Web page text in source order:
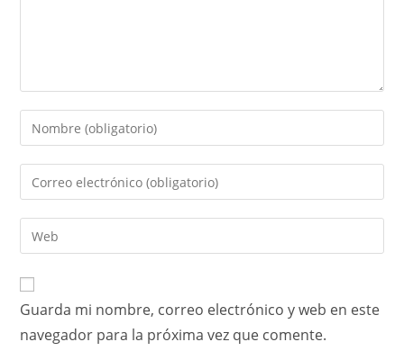
Guarda mi nombre, correo electrónico y web en este
navegador para la próxima vez que comente.